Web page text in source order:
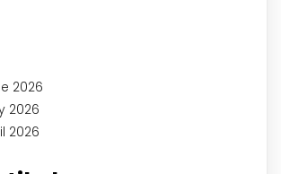
2026
2026
2026